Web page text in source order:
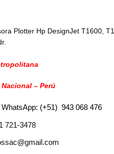
Plotter Hp DesignJet T1600,
– Perú
WhatsApp: (+51) 943 068 476
721-3478